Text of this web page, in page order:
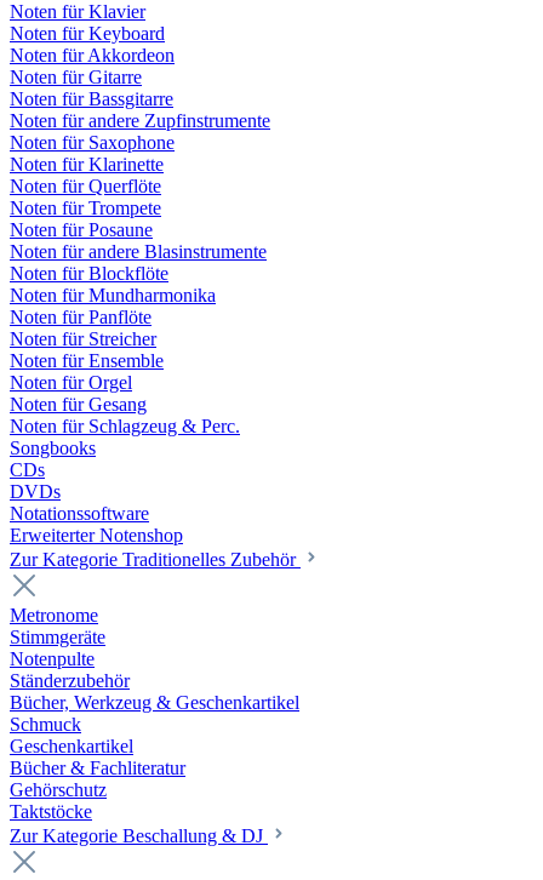
Noten für Klavier
Noten für Keyboard
Noten für Akkordeon
Noten für Gitarre
Noten für Bassgitarre
Noten für andere Zupfinstrumente
Noten für Saxophone
Noten für Klarinette
Noten für Querflöte
Noten für Trompete
Noten für Posaune
Noten für andere Blasinstrumente
Noten für Blockflöte
Noten für Mundharmonika
Noten für Panflöte
Noten für Streicher
Noten für Ensemble
Noten für Orgel
Noten für Gesang
Noten für Schlagzeug & Perc.
Songbooks
CDs
DVDs
Notationssoftware
Erweiterter Notenshop
Zur Kategorie Traditionelles Zubehör
Metronome
Stimmgeräte
Notenpulte
Ständerzubehör
Bücher, Werkzeug & Geschenkartikel
Schmuck
Geschenkartikel
Bücher & Fachliteratur
Gehörschutz
Taktstöcke
Zur Kategorie Beschallung & DJ